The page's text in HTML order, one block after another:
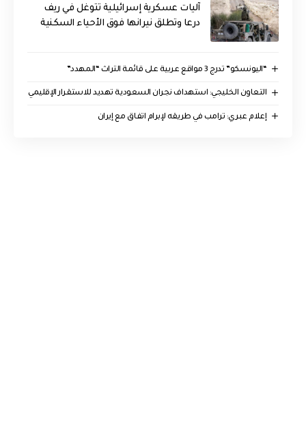
آليات عسكرية إسرائيلية تتوغل في ريف
درعا وتطلق نيرانها فوق الأحياء السكنية
“اليونسكو” تدرج 3 مواقع عربية على قائمة التراث “المهدد”
التعاون الخليجي: استهداف نجران السعودية تهديد للاستقرار الإقليمي
إعلام عبري: ترامب في طريقه لإبرام اتفاق مع إيران